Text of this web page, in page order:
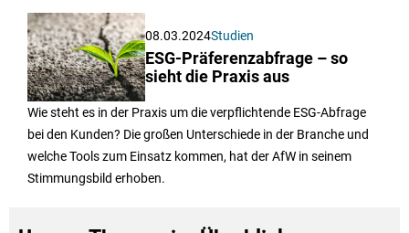
08.03.2024Studien
ESG-Präferenzabfrage – so
sieht die Praxis aus
Wie steht es in der Praxis um die verpflichtende ESG-Abfrage
bei den Kunden? Die großen Unterschiede in der Branche und
welche Tools zum Einsatz kommen, hat der AfW in seinem
Stimmungsbild erhoben.